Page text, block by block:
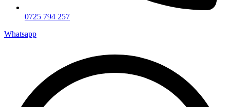
0725 794 257
Whatsapp